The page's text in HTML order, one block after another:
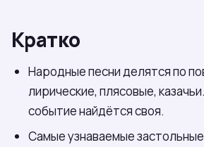
Кратко
Народные песни делятся по
лирические, плясовые,
событие найдётся своя.
Самые узнаваемые